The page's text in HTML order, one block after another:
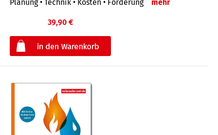
Planung • Technik • Kosten • Förderung mehr
39,90 €